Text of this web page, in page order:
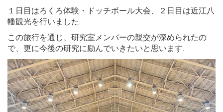
１日目はろくろ体験・ドッチボール大会、２日目は近江八
幡観光を行いました.
この旅行を通じ、研究室メンバーの親交が深められたの
で、更に今後の研究に励んでいきたいと思います.